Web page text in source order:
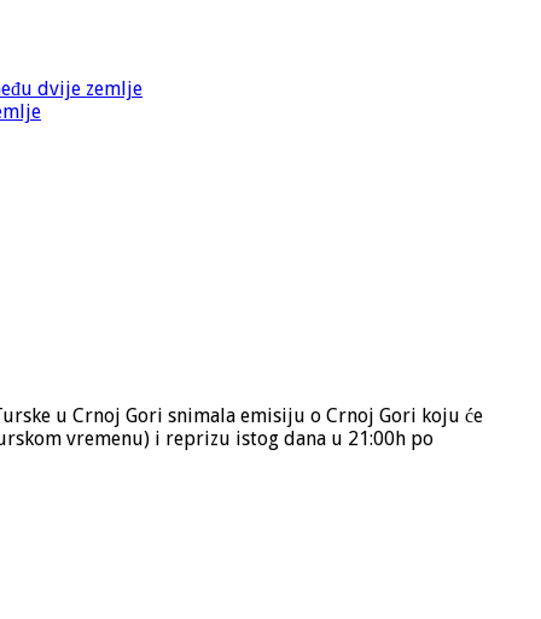
dvije zemlje
u Crnoj Gori snimala emisiju o Crnoj Gori koju će
vremenu) i reprizu istog dana u 21:00h po